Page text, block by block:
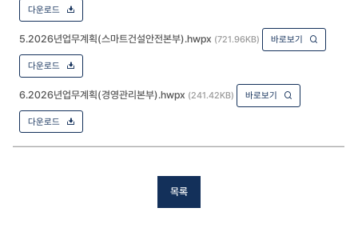
다운로드
5.2026년업무계획(스마트건설안전본부).hwpx (721.96KB) 바로보기
다운로드
6.2026년업무계획(경영관리본부).hwpx (241.42KB) 바로보기
다운로드
목록